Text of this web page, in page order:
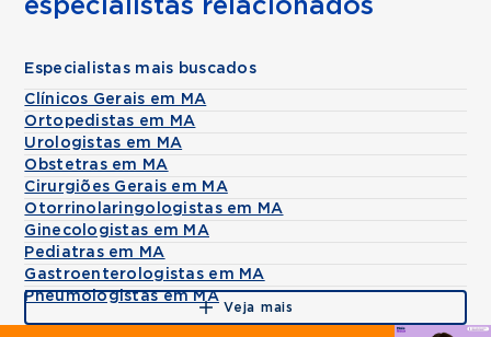
especialistas relacionados
Especialistas mais buscados
Clínicos Gerais em MA
Ortopedistas em MA
Urologistas em MA
Obstetras em MA
Cirurgiões Gerais em MA
Otorrinolaringologistas em MA
Ginecologistas em MA
Pediatras em MA
Gastroenterologistas em MA
Pneumologistas em MA
Veja mais